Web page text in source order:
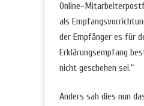
Online-
als
der Empfänger es für
Erklärungsempfang
nicht geschehen sei.“
Anders sah dies nun